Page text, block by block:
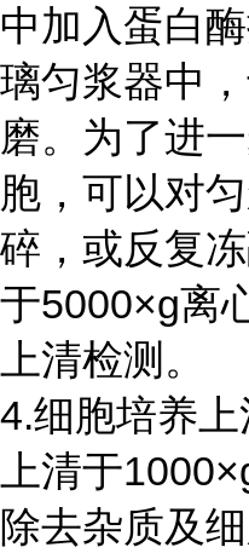
中加入蛋白
璃匀浆器中
磨。为了进
胞，可以对
碎，或反复
于5000×g离
上清检测。
4.细胞培养
上清于1000×
除去杂质及